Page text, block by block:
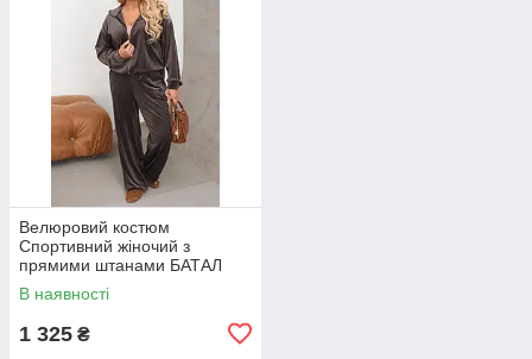
Велюровий костюм
Спортивний жіночий з
прямими штанами БАТАЛ
ШОКОЛАД р.48-58 BARVY
086
В наявності
1 325 ₴